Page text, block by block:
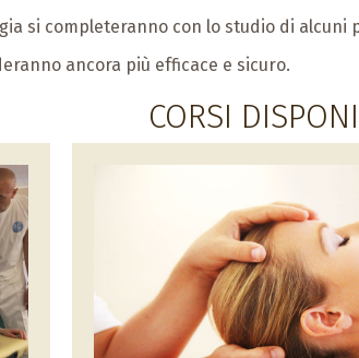
si completeranno con lo studio di
ancora più efficace e sicuro.
CORSI